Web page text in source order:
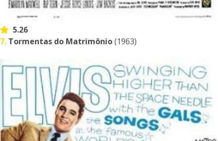
5.26
7. Tormentas do Matrimônio(1963)